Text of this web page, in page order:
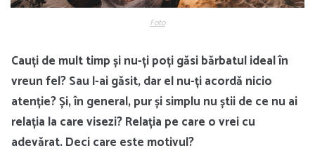
Foto
Cauți de mult timp și nu-ți poți găsi bărbatul ideal în
vreun fel? Sau l-ai găsit, dar el nu-ți acordă nicio
atenție? Și, în general, pur și simplu nu știi de ce nu ai
relația la care visezi? Relația pe care o vrei cu
adevărat. Deci care este motivul?